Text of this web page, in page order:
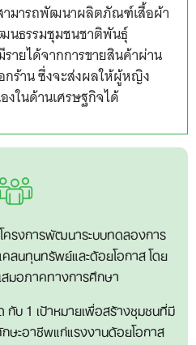
ามารถพัฒนาผลิตภัณฑ์เสื้อผ้า
นธรรมชุมชนชาติพันธุ์
ายได้จากการขายสินค้าผ่าน
กร้าน ซึ่งจะส่งผลให้ผู้หญิง
ในด้านเศรษฐกิจได้
ครงการพัฒนาระบบทดลองการ
นทุนทรัพย์และด้อยโอกาส โดย
มอภาคทางการศึกษา
บ 1 เป้าหมายเพื่อสร้างชุมชนที่มี
ะอาชีพแก่แรงงานด้อยโอกาส